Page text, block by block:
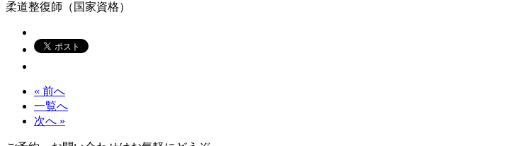
柔道整復師（国家資格）
« 前へ
一覧へ
次へ »